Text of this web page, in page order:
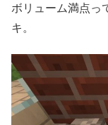
ボリューム満点っ
キ。